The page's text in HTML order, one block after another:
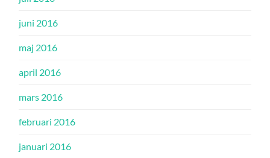
juni 2016
maj 2016
april 2016
mars 2016
februari 2016
januari 2016